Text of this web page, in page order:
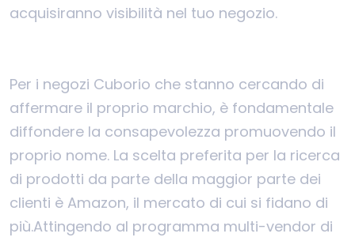
acquisiranno visibilità nel tuo negozio.
Per i negozi Cuborio che stanno cercando di
affermare il proprio marchio, è fondamentale
diffondere la consapevolezza promuovendo il
proprio nome. La scelta preferita per la ricerca
di prodotti da parte della maggior parte dei
clienti è Amazon, il mercato di cui si fidano di
più.Attingendo al programma multi-vendor di